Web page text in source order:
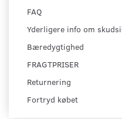
FAQ
Yderligere info om
Bæredygtighed
FRAGTPRISER
Returnering
Fortryd købet